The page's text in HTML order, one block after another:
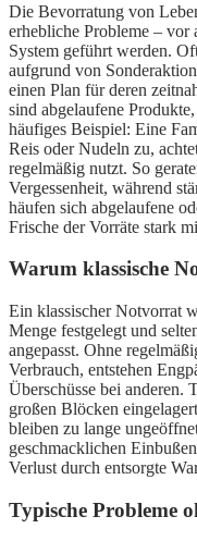
Die Bevorratung von
erhebliche Probleme – vor
System geführt werden.
aufgrund von
einen Plan für deren
sind abgelaufene
häufiges Beispiel: Eine
Reis oder Nudeln zu,
regelmäßig nutzt. So
Vergessenheit, während
häufen sich abgelaufene
Frische der Vorräte stark
Warum klassische
Ein klassischer Notvorrat
Menge festgelegt und
angepasst. Ohne
Verbrauch, entstehen
Überschüsse bei anderen.
großen Blöcken
bleiben zu lange
geschmacklichen
Verlust durch entsorgte
Typische Probleme